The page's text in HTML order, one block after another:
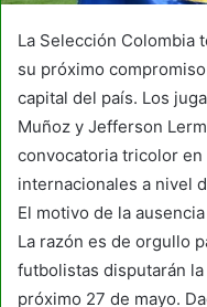
La Selección Colombia
su próximo
capital del país. Los
Muñoz y Jefferson
convocatoria tricolor
internacionales a nivel
El motivo de la ausencia
La razón es de orgullo
futbolistas disputarán
próximo 27 de mayo.